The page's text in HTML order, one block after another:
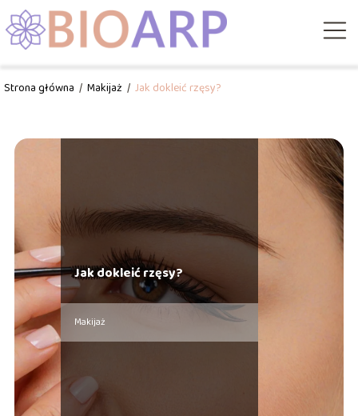
Strona główna / Makijaż / Jak dokleić rzęsy?
Jak dokleić rzęsy?
Makijaż